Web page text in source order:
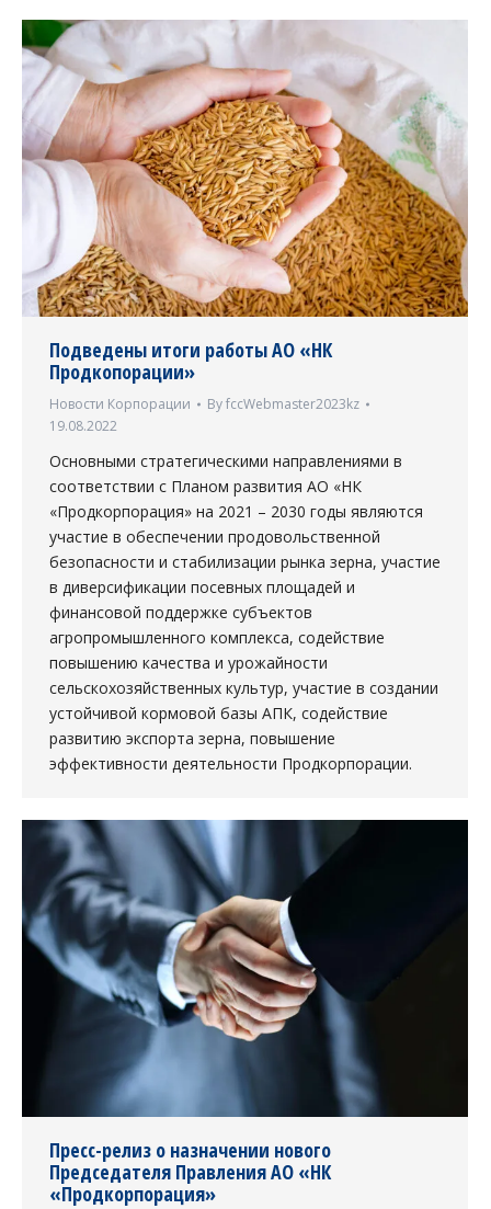
Подведены итоги работы АО «НК
Продкопорации»
Новости Корпорации ByfccWebmaster2023kz
19.08.2022
Основными стратегическими направлениями в
соответствии с Планом развития АО «НК
«Продкорпорация» на 2021 – 2030 годы являются
участие в обеспечении продовольственной
безопасности и стабилизации рынка зерна, участие
в диверсификации посевных площадей и
финансовой поддержке субъектов
агропромышленного комплекса, содействие
повышению качества и урожайности
сельскохозяйственных культур, участие в создании
устойчивой кормовой базы АПК, содействие
развитию экспорта зерна, повышение
эффективности деятельности Продкорпорации.
Пресс-релиз о назначении нового
Председателя Правления АО «НК
«Продкорпорация»